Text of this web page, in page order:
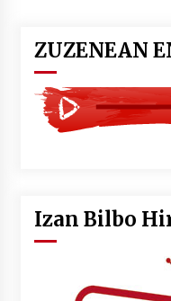
ZUZENEAN
Izan Bilbo